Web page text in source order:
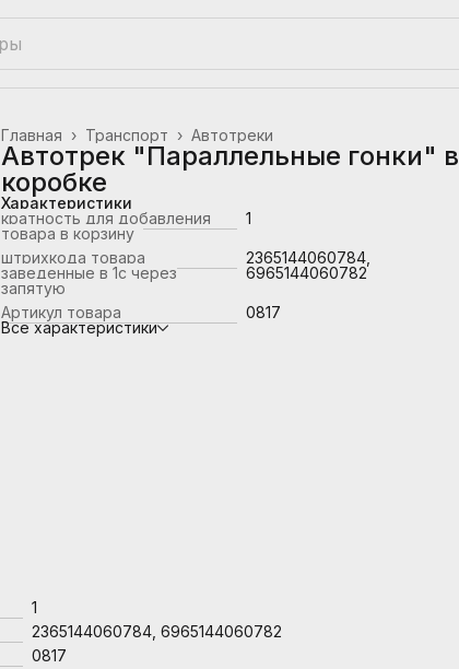
Автотреки
Транспорт ›
Главная ›
Автотрек "Параллельные гонки" в
коробке
Характеристики
кратность для добавления
товара в корзину
1
штрихкода товара
заведенные в 1с через
запятую
2365144060784,
6965144060782
Артикул товара
0817
Все характеристики
1
2365144060784, 6965144060782
0817